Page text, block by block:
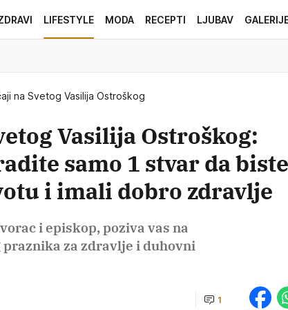
LIFESTYLE MODA RECEPTI LJUBAV
na Svetog Vasilija Ostroškog
Vasilija Ostroškog:
samo 1 stvar da biste
i imali dobro zdravlje
i episkop, poziva vas na
za zdravlje i duhovni
1